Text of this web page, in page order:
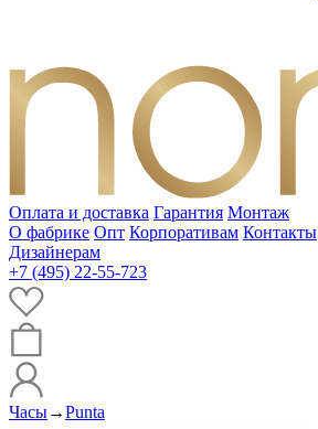
Оплата и доставка Гарантия Монтаж
О фабрике Опт Корпоративам Контакты
Дизайнерам
+7 (495) 22-55-723
Часы→Punta